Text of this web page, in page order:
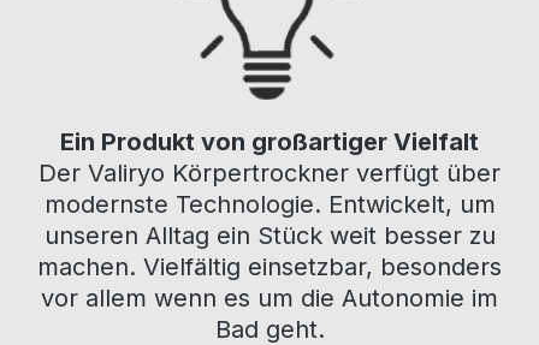
Ein Produkt von großartiger Vielfalt
Der Valiryo Körpertrockner verfügt über
modernste Technologie. Entwickelt, um
unseren Alltag ein Stück weit besser zu
machen. Vielfältig einsetzbar, besonders
vor allem wenn es um die Autonomie im
Bad geht.